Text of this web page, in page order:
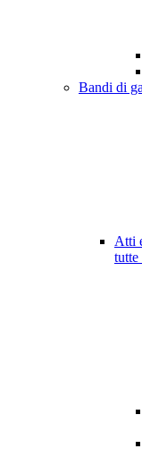
Bandi di
Atti
tutte